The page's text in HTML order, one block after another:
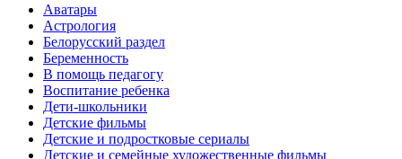
Аватары
Астрология
Белорусский раздел
Беременность
В помощь педагогу
Воспитание ребенка
Дети-школьники
Детские фильмы
Детские и подростковые сериалы
Детские и семейные художественные фильмы